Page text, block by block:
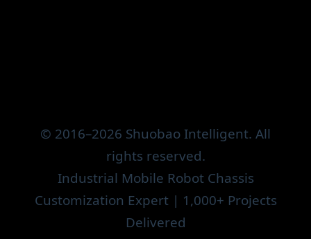
© 2016–2026 Shuobao Intelligent. All
rights reserved.
Industrial Mobile Robot Chassis
Customization Expert | 1,000+ Projects
Delivered